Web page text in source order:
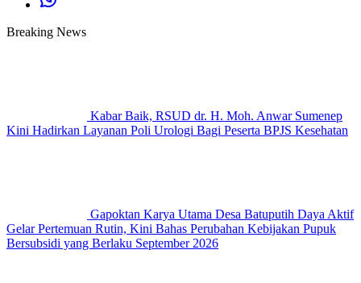
Breaking News
Kabar Baik, RSUD dr. H. Moh. Anwar Sumenep
Kini Hadirkan Layanan Poli Urologi Bagi Peserta BPJS Kesehatan
Gapoktan Karya Utama Desa Batuputih Daya Aktif
Gelar Pertemuan Rutin, Kini Bahas Perubahan Kebijakan Pupuk
Bersubsidi yang Berlaku September 2026